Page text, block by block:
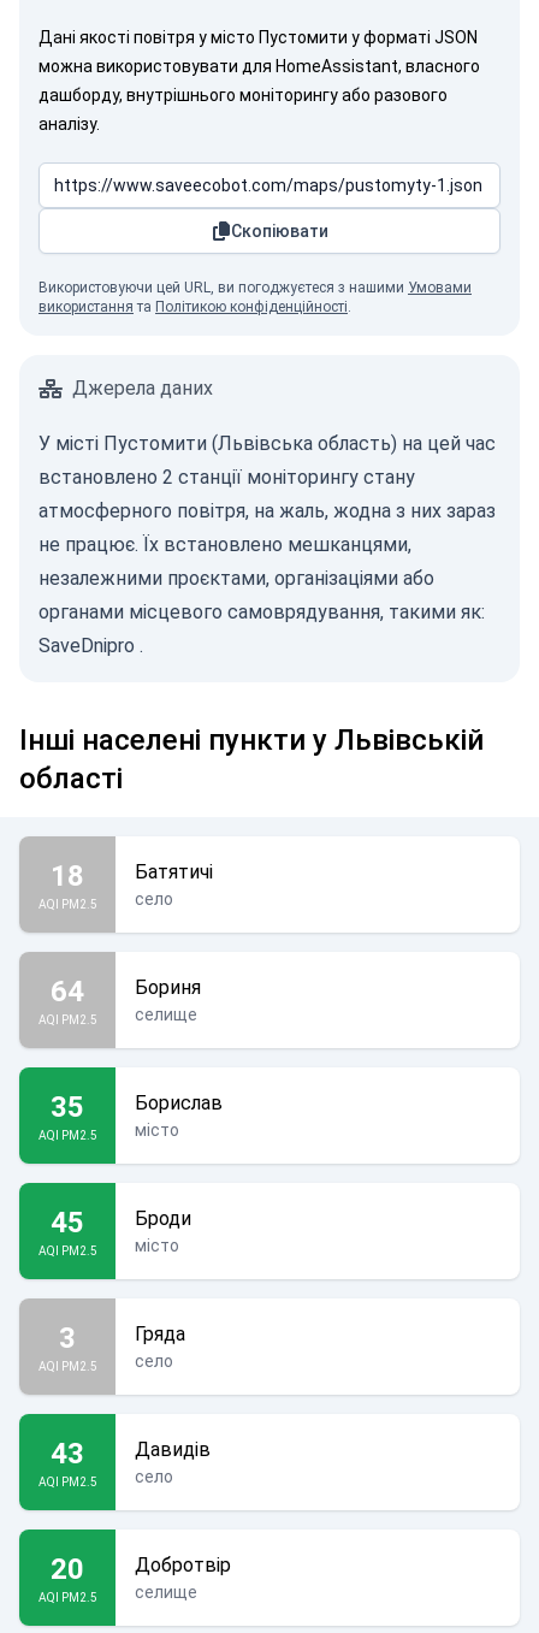
Дані якості повітря у місто Пустомити у форматі JSON
можна використовувати для HomeAssistant, власного
дашборду, внутрішнього моніторингу або разового
аналізу.
Скопіювати
Використовуючи цей URL, ви погоджуєтеся з нашими Умовами
використання та Політикою конфіденційності.
Джерела даних
У місті Пустомити (Львівська область) на цей час
встановлено 2 станції моніторингу стану
атмосферного повітря, на жаль, жодна з них зараз
не працює. Їх встановлено мешканцями,
незалежними проєктами, організаціями або
органами місцевого самоврядування, такими як:
SaveDnipro .
Інші населені пункти у Львівській
області
18
AQI PM2.5
Батятичі
село
64
AQI PM2.5
Бориня
селище
35
AQI PM2.5
Борислав
місто
45
AQI PM2.5
Броди
місто
3
AQI PM2.5
Гряда
село
43
AQI PM2.5
Давидів
село
20
AQI PM2.5
Добротвір
селище